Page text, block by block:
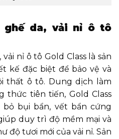
ghế da, vải nỉ ô tô
nỉ ô tô Gold Class là sản
kế đặc biệt để bảo vệ và
thất ô tô. Dung dịch làm
thức tiên tiến, Gold Class
bụi bẩn, vết bẩn cứng
duy trì độ mềm mại và
độ tươi mới của vải nỉ. Sản